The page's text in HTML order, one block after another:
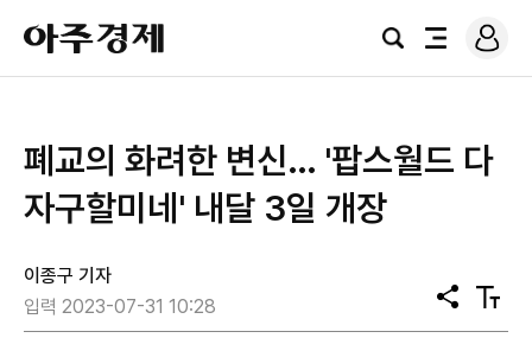
아
주
경
검
전
로
그
폐교의 화려한 변신… '팝스월드 다
자구할미네' 내달 3일 개장
이종구 기자
입력 2023-07-31 10:28
공
유
텍
스